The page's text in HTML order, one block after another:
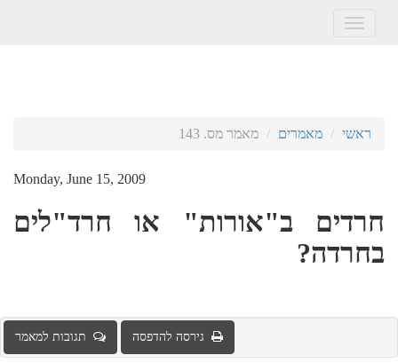
Toggle
ראשי מאמרים מאמר מס. 143
Monday, June 15, 2009
חרדים ב"אורות" או חרד"לים
בחרדה?
גירסה להדפסה תגובות למאמר